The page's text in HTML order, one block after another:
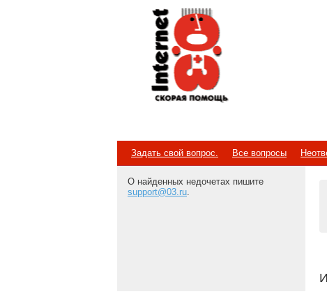
Internet
Скорая помощь
Задать свой вопрос. Все вопросы
О найденных недочетах пишите
support@03.ru.